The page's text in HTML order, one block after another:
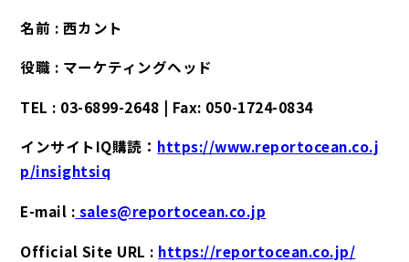
名前 : 西カント
役職 : マーケティングヘッド
TEL : 03-6899-2648 | Fax: 050-1724-0834
インサイトIQ購読： https://www.reportocean.co.j
p/insightsiq
E-mail : sales@reportocean.co.jp
Official Site URL : https://reportocean.co.jp/